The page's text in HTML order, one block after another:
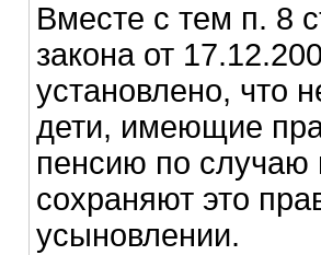
Вместе с тем п. 8
закона от
установлено, что
дети, имеющие
пенсию по случаю
сохраняют это
усыновлении.